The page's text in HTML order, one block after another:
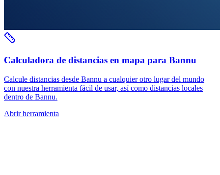
Calculadora de distancias en mapa para Bannu
Calcule distancias desde Bannu a cualquier otro lugar del mundo
con nuestra herramienta fácil de usar, así como distancias locales
dentro de Bannu.
Abrir herramienta